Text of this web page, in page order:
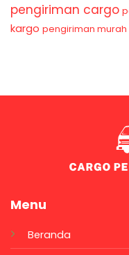
pengiriman cargo
kargo pengiriman murah
Menu
Beranda